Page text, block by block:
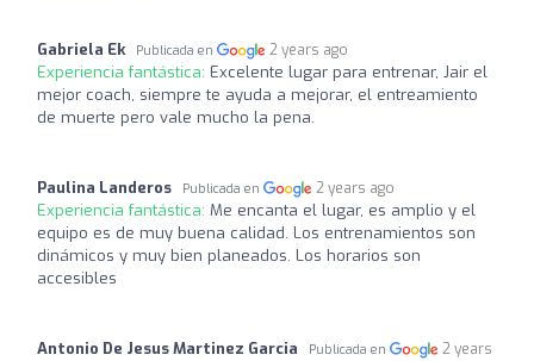
Gabriela Ek Publicada en 2 years ago
Experiencia fantástica: Excelente lugar para entrenar, Jair el
mejor coach, siempre te ayuda a mejorar, el entreamiento
de muerte pero vale mucho la pena.
Paulina Landeros Publicada en 2 years ago
Experiencia fantástica: Me encanta el lugar, es amplio y el
equipo es de muy buena calidad. Los entrenamientos son
dinámicos y muy bien planeados. Los horarios son
accesibles
Antonio De Jesus Martinez Garcia Publicada en
2 years